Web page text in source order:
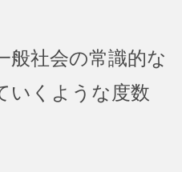
般社会の常識的な
いくような度数